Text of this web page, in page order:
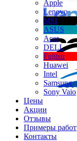
Apple
Lenovo
MSI
ASUS
Acer
DELL
Fujitsu
Huawei
Intel
Samsung
Sony Vaio
Цены
Акции
Отзывы
Примеры работ
Контакты